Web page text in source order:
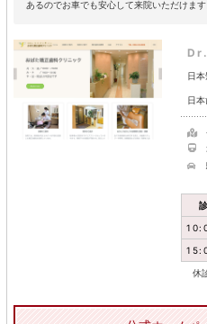
あるのでお車でも安心して来院いただけます
Dr.
日
日
休